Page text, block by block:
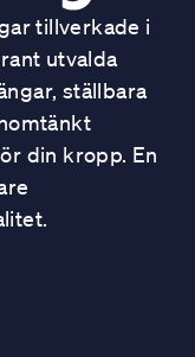
tillverkade i
utvalda
ställbara
din kropp. En